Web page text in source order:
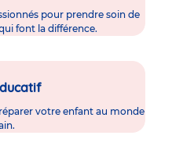
pour prendre soin de
font la différence.
votre enfant au monde